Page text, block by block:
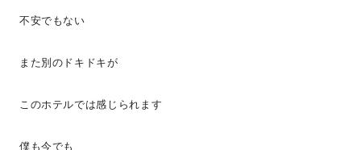
不安でもない
また別のドキドキが
このホテルでは感じられます
僕も今でも